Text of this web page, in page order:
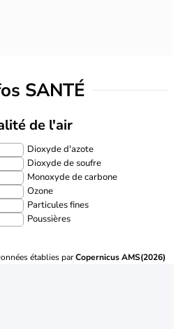
SANTÉ
de l'air
Dioxyde d'azote
Dioxyde de soufre
Monoxyde de carbone
Ozone
Particules fines
Poussières
établies parCopernicus AMS(2026)